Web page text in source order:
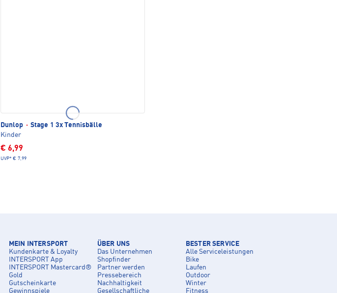
Dunlop · Stage 1 3x Tennisbälle
Kinder
€ 6,99
UVP* € 7,99
MEIN INTERSPORT
Kundenkarte & Loyalty
INTERSPORT App
INTERSPORT Mastercard®
Gold
Gutscheinkarte
Gewinnspiele
ÜBER UNS
Das Unternehmen
Shopfinder
Partner werden
Pressebereich
Nachhaltigkeit
Gesellschaftliche
BESTER SERVICE
Alle Serviceleistungen
Bike
Laufen
Outdoor
Winter
Fitness